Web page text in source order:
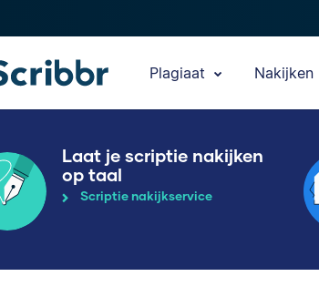
Plagiaat Nakijken
Laat je scriptie nakijken
op taal
Scriptie nakijkservice